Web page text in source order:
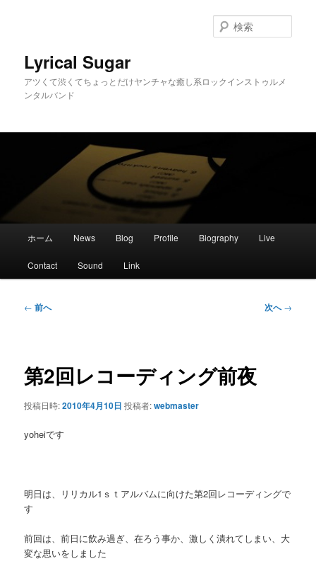
Lyrical Sugar
アツくて渋くてちょっとだけヤンチャな癒し系ロックインストゥルメ
ンタルバンド
索
メ
ホーム News Blog Profile Biography Live
Contact Sound Link
投
ゲ
ー
ョ
← 前へ 次へ→
第2回レコーディング前夜
投稿日時:2010年4月10日 投稿者:webmaster
yoheiです
明日は、リリカル1ｓｔアルバムに向けた第2回レコーディングで
す
前回は、前日に飲み過ぎ、在ろう事か、激しく潰れてしまい、大
変な思いをしました